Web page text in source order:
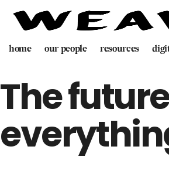
home our people
partners
resources
videogame
programme
digital policing
The